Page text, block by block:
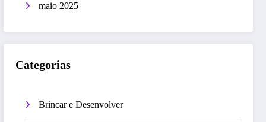
maio 2025
Categorias
Brincar e Desenvolver